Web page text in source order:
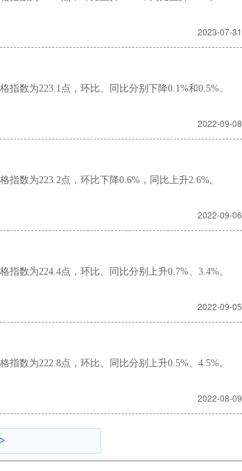
2023-07-31
数为223.1点，环比、同比分别下降0.1%和0.5%。
2022-09-08
数为223.2点，环比下降0.6%，同比上升2.6%。
2022-09-06
数为224.4点，环比、同比分别上升0.7%、3.4%。
2022-09-05
数为222.8点，环比、同比分别上升0.5%、4.5%。
2022-08-09